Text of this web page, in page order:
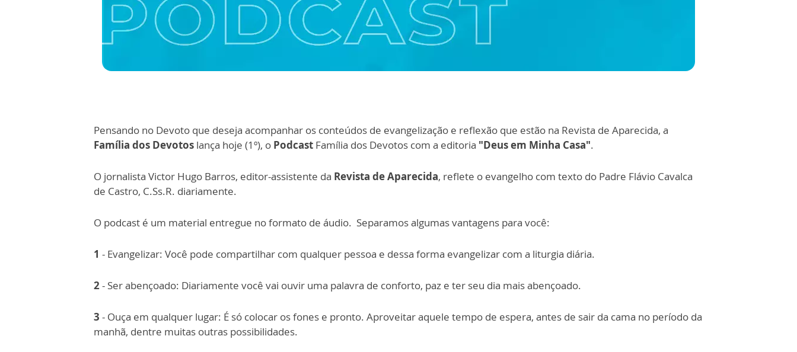
Pensando no Devoto que deseja acompanhar os conteúdos de evangelização e reflexão que estão na Revista de Aparecida, a
Família dos Devotos lança hoje (1º), o Podcast Família dos Devotos com a editoria "Deus em Minha Casa".
O jornalista Victor Hugo Barros, editor-assistente da Revista de Aparecida, reflete o evangelho com texto do Padre Flávio Cavalca
de Castro, C.Ss.R. diariamente.
O podcast é um material entregue no formato de áudio. Separamos algumas vantagens para você:
1 - Evangelizar: Você pode compartilhar com qualquer pessoa e dessa forma evangelizar com a liturgia diária.
2- Ser abençoado: Diariamente você vai ouvir uma palavra de conforto, paz e ter seu dia mais abençoado.
3 - Ouça em qualquer lugar: É só colocar os fones e pronto. Aproveitar aquele tempo de espera, antes de sair da cama no período da
manhã, dentre muitas outras possibilidades.